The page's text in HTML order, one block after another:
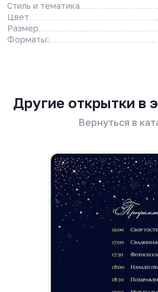
Стиль и тематика
Цвет
Размер
Форматы:
Другие открытки в
Вернуться в